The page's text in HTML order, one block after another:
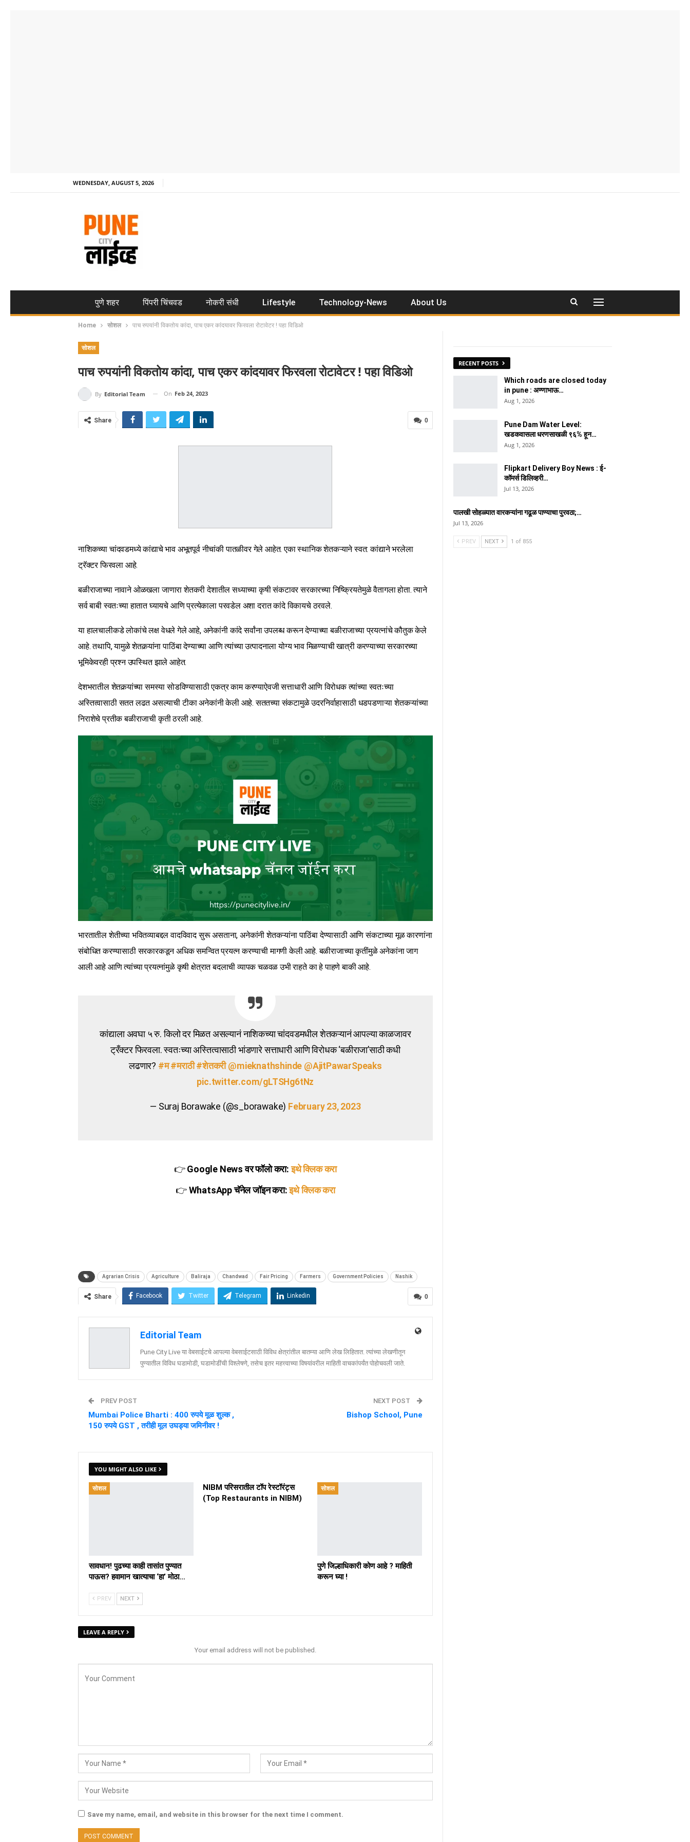
WEDNESDAY, AUGUST 5, 2026
पुणे शहर पिंपरी चिंचवड नोकरी संधी Lifestyle Technology-News About Us
Home सोशल पाच रुपयांनी विकतोय कांदा, पाच एकर कांदयावर फिरवला रोटावेटर ! पहा विडिओ
सोशल
पाच रुपयांनी विकतोय कांदा, पाच एकर कांदयावर फिरवला रोटावेटर ! पहा विडिओ
By Editorial Team On Feb 24, 2023
0
Share
नाशिकच्या चांदवडमध्ये कांद्याचे भाव अभूतपूर्व नीचांकी पातळीवर गेले आहेत. एका स्थानिक शेतकऱ्याने स्वत: कांद्याने भरलेला
ट्रॅक्टर फिरवला आहे.
बळीराजाच्या नावाने ओळखला जाणारा शेतकरी देशातील सध्याच्या कृषी संकटावर सरकारच्या निष्क्रियतेमुळे वैतागला होता. त्याने
सर्व बाबी स्वतःच्या हातात घ्यायचे आणि प्रत्येकाला परवडेल अशा दरात कांदे विकायचे ठरवले.
या हालचालीकडे लोकांचे लक्ष वेधले गेले आहे, अनेकांनी कांदे सर्वांना उपलब्ध करून देण्याच्या बळीराजाच्या प्रयत्नांचे कौतुक केले
आहे. तथापि, यामुळे शेतकर्‍यांना पाठिंबा देण्याच्या आणि त्यांच्या उत्पादनाला योग्य भाव मिळण्याची खात्री करण्याच्या सरकारच्या
भूमिकेवरही प्रश्न उपस्थित झाले आहेत.
देशभरातील शेतकर्‍यांच्या समस्या सोडविण्यासाठी एकत्र काम करण्याऐवजी सत्ताधारी आणि विरोधक त्यांच्या स्वतःच्या
अस्तित्वासाठी सतत लढत असल्याची टीका अनेकांनी केली आहे. सततच्या संकटामुळे उदरनिर्वाहासाठी धडपडणाऱ्या शेतकऱ्यांच्या
निराशेचे प्रतीक बळीराजाची कृती ठरली आहे.
भारतातील शेतीच्या भवितव्याबद्दल वादविवाद सुरू असताना, अनेकांनी शेतकऱ्यांना पाठिंबा देण्यासाठी आणि संकटाच्या मूळ कारणांना
संबोधित करण्यासाठी सरकारकडून अधिक समन्वित प्रयत्न करण्याची मागणी केली आहे. बळीराजाच्या कृतींमुळे अनेकांना जाग
आली आहे आणि त्यांच्या प्रयत्नांमुळे कृषी क्षेत्रात बदलाची व्यापक चळवळ उभी राहते का हे पाहणे बाकी आहे.
कांद्याला अवघा ५ रु. किलो दर मिळत असल्यानं नाशिकच्या चांदवडमधील शेतकऱ्यानं आपल्या काळजावर
ट्रँक्टर फिरवला. स्वतःच्या अस्तित्वासाठी भांडणारे सत्ताधारी आणि विरोधक ‘बळीराजा’साठी कधी
लढणार? #म #मराठी #शेतकरी @mieknathshinde @AjitPawarSpeaks
pic.twitter.com/gLTSHg6tNz
— Suraj Borawake (@s_borawake) February 23, 2023
👉Google News वर फॉलो करा: इथे क्लिक करा
👉WhatsApp चॅनेल जॉइन करा: इथे क्लिक करा
Agrarian Crisis Agriculture Baliraja Chandwad Fair Pricing Farmers Government Policies Nashik
0
Share Facebook Twitter Telegram Linkedin
Editorial Team
Pune City Live या वेबसाईटचे आपल्या वेबसाईटसाठी विविध क्षेत्रांतील बातम्या आणि लेख लिहितात. त्यांच्या लेखणीतून
पुण्यातील विविध घडामोडी, घडामोडींची विश्लेषणे, तसेच इतर महत्त्वाच्या विषयांवरील माहिती वाचकांपर्यंत पोहोचवली जाते.
PREV POST
Mumbai Police Bharti : 400 रुपये मूळ शुल्क ,
150 रुपये GST , तरीही मूल उघड्या जमिनीवर !
NEXT POST
Bishop School, Pune
YOU MIGHT ALSO LIKE
सोशल
सावधान! पुढच्या काही तासांत पुण्यात
पाऊस? हवामान खात्याचा ‘हा’ मोठा…
NIBM परिसरातील टॉप रेस्टॉरंट्स
(Top Restaurants in NIBM)
सोशल
पुणे जिल्हाधिकारी कोण आहे ? माहिती
करून घ्या !
PREV NEXT
LEAVE A REPLY
Your email address will not be published.
Save my name, email, and website in this browser for the next time I comment.
RECENT POSTS
Which roads are closed today
in pune : अण्णाभाऊ…
Aug 1, 2026
Pune Dam Water Level:
खडकवासला धरणसाखळी ९६% हून…
Aug 1, 2026
Flipkart Delivery Boy News : ई-
कॉमर्स डिलिव्हरी…
Jul 13, 2026
पालखी सोहळ्यात वारकऱ्यांना गढूळ पाण्याचा पुरवठा;…
Jul 13, 2026
PREV NEXT 1 of 855